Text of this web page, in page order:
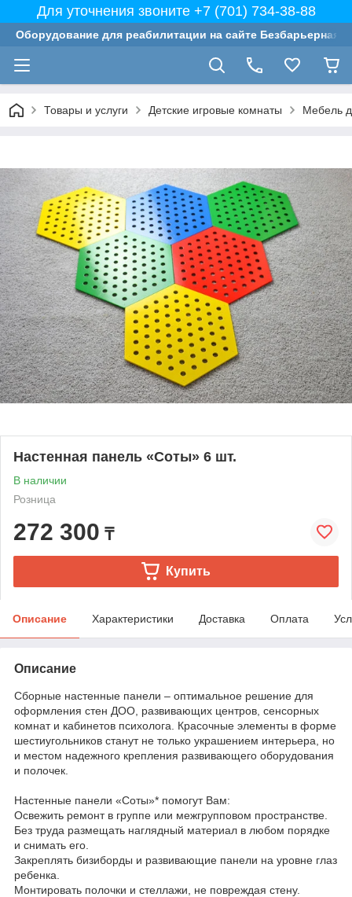
Для уточнения звоните +7 (701) 734-38-88
Оборудование для реабилитации на сайте Безбарьерная
Товары и услуги Детские игровые комнаты Мебель
Настенная панель «Соты» 6 шт.
В наличии
Розница
272 300 ₸
Купить
Описание Характеристики Доставка Оплата
Описание
Сборные настенные панели – оптимальное решение для
оформления стен ДОО, развивающих центров, сенсорных
комнат и кабинетов психолога. Красочные элементы в форме
шестиугольников станут не только украшением интерьера, но
и местом надежного крепления развивающего оборудования
и полочек.
Настенные панели «Соты»* помогут Вам:
Освежить ремонт в группе или межгрупповом пространстве.
Без труда размещать наглядный материал в любом порядке
и снимать его.
Закреплять бизиборды и развивающие панели на уровне глаз
ребенка.
Монтировать полочки и стеллажи, не повреждая стену.